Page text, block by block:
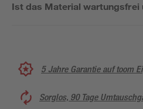
Ist das Material wartungsfrei
5 Jahre Garantie auf toom
Sorglos, 90 Tage